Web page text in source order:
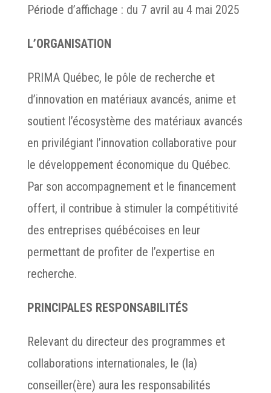
Période d’affichage : du 7 avril au 4 mai 2025
L’ORGANISATION
PRIMA Québec, le pôle de recherche et
d’innovation en matériaux avancés, anime et
soutient l’écosystème des matériaux avancés
en privilégiant l’innovation collaborative pour
le développement économique du Québec.
Par son accompagnement et le financement
offert, il contribue à stimuler la compétitivité
des entreprises québécoises en leur
permettant de profiter de l’expertise en
recherche.
PRINCIPALES RESPONSABILITÉS
Relevant du directeur des programmes et
collaborations internationales, le (la)
conseiller(ère) aura les responsabilités